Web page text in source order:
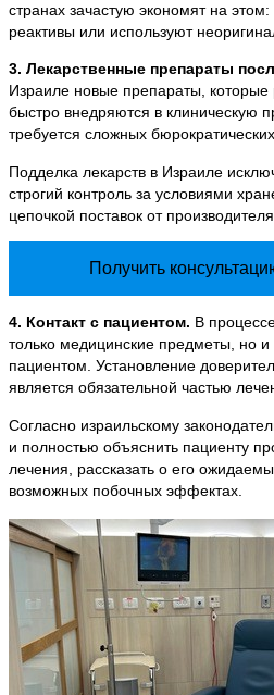
странах зачастую экономят на
реактивы или используют
3. Лекарственные препараты
Израиле новые препараты,
быстро внедряются в клиническую
требуется сложных
Подделка лекарств в Израиле
строгий контроль за условиями
цепочкой поставок от производителя.
Получить
4. Контакт с пациентом. В
только медицинские предметы, но и
пациентом. Установление
является обязательной частью
Согласно израильскому
и полностью объяснить пациенту
лечения, рассказать о его
возможных побочных эффектах.